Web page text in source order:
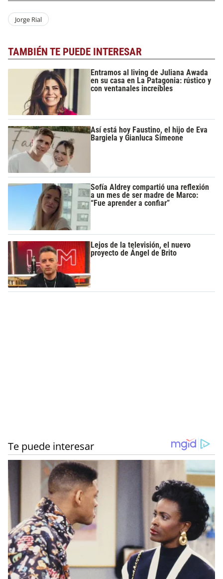
Jorge Rial
TAMBIÉN TE PUEDE INTERESAR
Entramos al living de Juliana Awada
en su casa en La Patagonia: rústico y
con ventanales increíbles
Así está hoy Faustino, el hijo de Eva
Bargiela y Gianluca Simeone
Sofía Aldrey compartió una reflexión
a un mes de ser madre de Marco:
“Fue aprender a confiar”
Lejos de la televisión, el nuevo
proyecto de Ángel de Brito